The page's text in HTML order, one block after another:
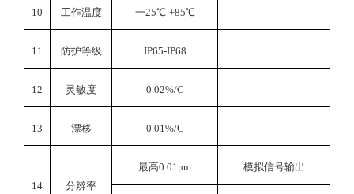
10 工作温度 一25℃-+85℃
11 防护等级 IP65-IP68
12 灵敏度 0.02%/C
13 漂移 0.01%/C
14 分辨率
最高0.01μm 模拟信号输出